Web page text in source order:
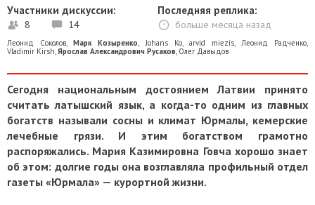
Участники дискуссии:
8 14
Последняя реплика:
больше месяца назад
Леонид Соколов,Марк Козыренко,Johans Ko, arvid miezis, Леонид Радченко,
Vladimir Kirsh,Ярослав Александрович Русаков, Олег Давыдов
Сегодня национальным достоянием Латвии принято
считать латышский язык, а когда-то одним из главных
богатств называли сосны и климат Юрмалы, кемерские
лечебные грязи. И этим богатством грамотно
распоряжались. Мария Казимировна Говча хорошо знает
об этом: долгие годы она возглавляла профильный отдел
газеты «Юрмала» — курортной жизни.